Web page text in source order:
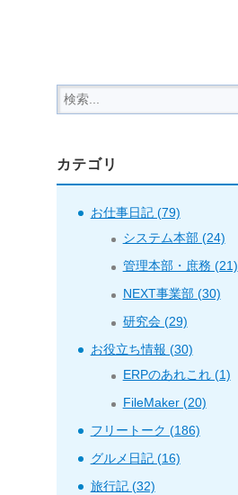
カテゴリ
お仕事日記 (79)
システム本部 (24)
管理本部・庶務 (21)
NEXT事業部 (30)
研究会 (29)
お役立ち情報 (30)
ERPのあれこれ (1)
FileMaker (20)
フリートーク (186)
グルメ日記 (16)
旅行記 (32)